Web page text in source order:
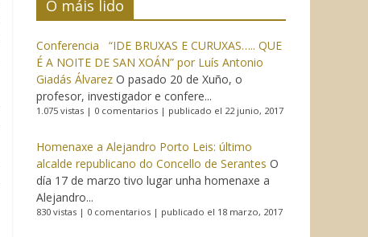
O máis lido
Conferencia “IDE BRUXAS E CURUXAS….. QUE
É A NOITE DE SAN XOÁN” por Luís Antonio
Giadás Álvarez O pasado 20 de Xuño, o
profesor, investigador e confere...
1.075 vistas | 0 comentarios | publicado el 22 junio, 2017
Homenaxe a Alejandro Porto Leis: último
alcalde republicano do Concello de Serantes O
día 17 de marzo tivo lugar unha homenaxe a
Alejandro...
830 vistas | 0 comentarios | publicado el 18 marzo, 2017